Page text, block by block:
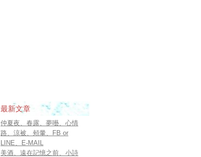
最新文章
仲夏夜、春露、夢囈、心情
路、涼被、頰暈、FB or
LINE、E-MAIL
美酒、遠在記憶之前、小詩